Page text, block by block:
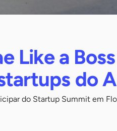
Like a
do
do Startup Summit em